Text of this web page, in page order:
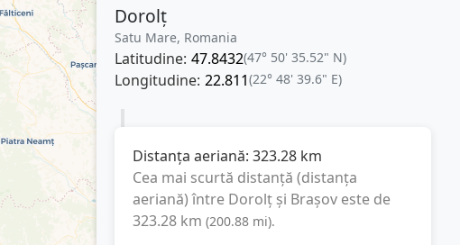
Dorolț
Satu Mare, Romania
Latitudine: 47.8432(47° 50' 35.52" N)
Longitudine: 22.811(22° 48' 39.6" E)
Distanța aeriană: 323.28 km
Cea mai scurtă distanță (distanța
aeriană) între Dorolțși Brașoveste de
323.28 km (200.88 mi).